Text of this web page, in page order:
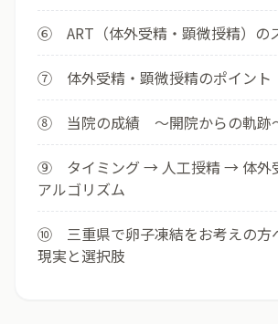
⑥ ART（体外受精・顕微授精）の
⑦ 体外受精・顕微授精のポイント
⑧ 当院の成績 ～開院からの軌跡
⑨ タイミング → 人工授精 → 体外
アルゴリズム
⑩ 三重県で卵子凍結をお考えの方
現実と選択肢